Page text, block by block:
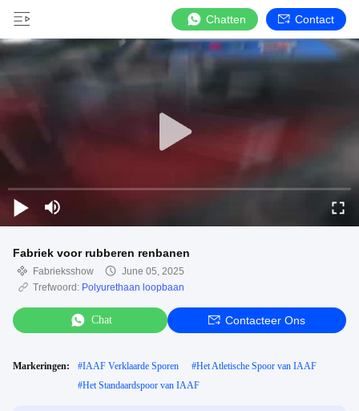
Chatten Contact
Fabriek voor rubberen renbanen
Fabrieksshow
June 05, 2025
Trefwoord: Polyurethaan loopbaan
Chat Contacteer Ons
Markeringen: #IAAF Verklaarde Sporen #Het Atletische Spoor van IAAF
#Het Standaardspoor van IAAF